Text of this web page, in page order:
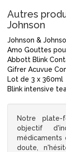
Autres
Johnson
Johnson &
Amo Gouttes
Abbott Blink
Gifrer Acuvue
Lot de 3 x 360ml
Blink intensive
Notre plate-
objectif
médicaments
doute,